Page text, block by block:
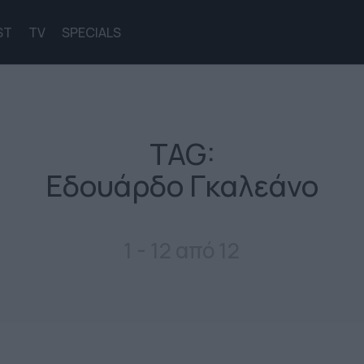
TV SPECIALS
TAG:
Εδουάρδο Γκαλεάνο